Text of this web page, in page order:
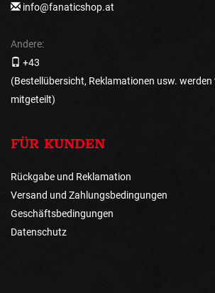
info@fanaticshop.at
Andere:
+43
(Bestellübersicht, Reklamationen usw.
mitgeteilt)
FÜR KUNDEN
Rückgabe und Reklamation
Versand und Zahlungsbedingungen
Geschäftsbedingungen
Datenschutz